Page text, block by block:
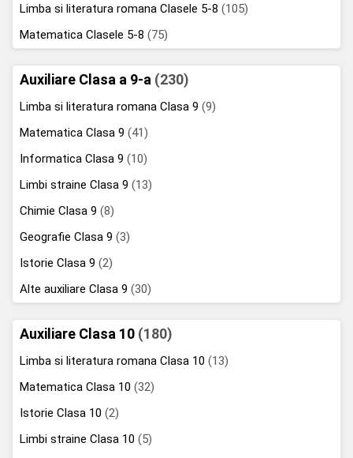
Limba si literatura romana Clasele 5-8 (105)
Matematica Clasele 5-8 (75)
Auxiliare Clasa a 9-a (230)
Limba si literatura romana Clasa 9 (9)
Matematica Clasa 9 (41)
Informatica Clasa 9 (10)
Limbi straine Clasa 9 (13)
Chimie Clasa 9 (8)
Geografie Clasa 9 (3)
Istorie Clasa 9 (2)
Alte auxiliare Clasa 9 (30)
Auxiliare Clasa 10 (180)
Limba si literatura romana Clasa 10 (13)
Matematica Clasa 10 (32)
Istorie Clasa 10 (2)
Limbi straine Clasa 10 (5)